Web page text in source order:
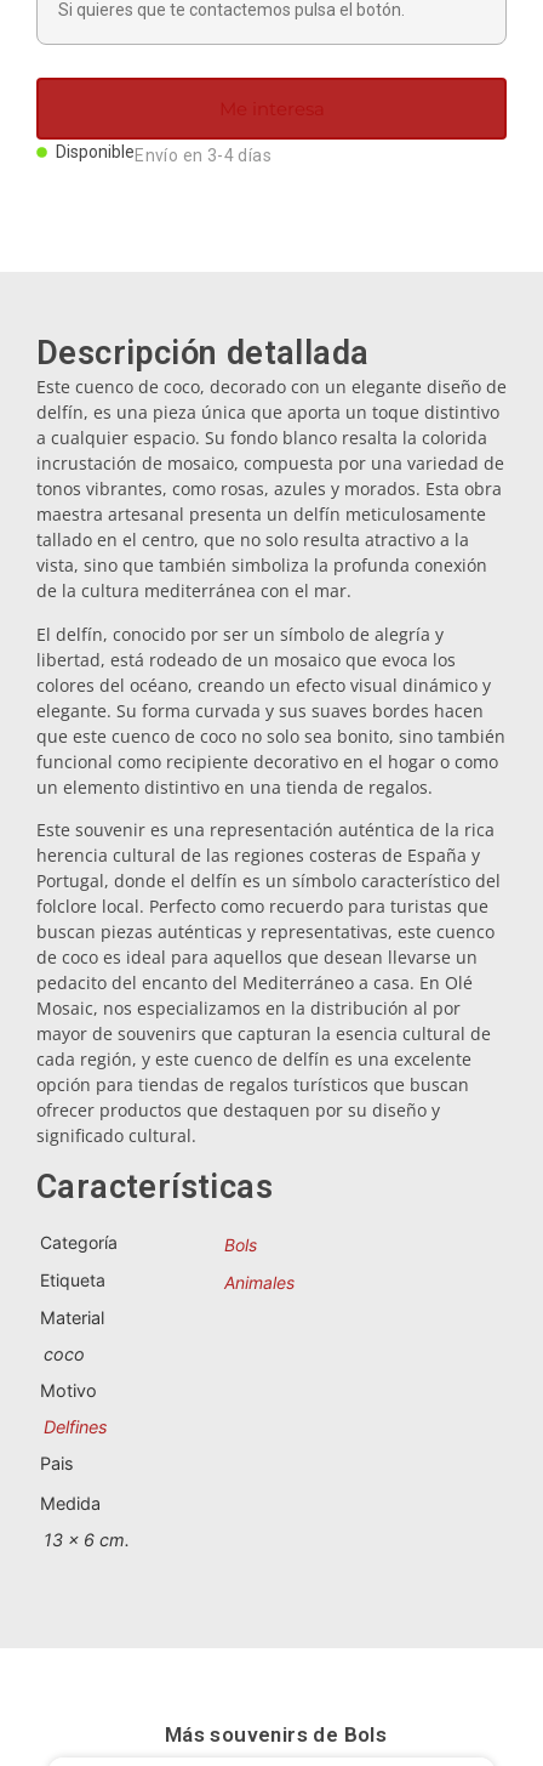
Imanes
Platos
Posavasos
Tapones
Aceiteras
Salvamanteles
Vasos
Vasos de chupito
Souvenirs por ciudad
Souvenirs de Portugal
Souvenirs personalizados
Albacete
Almería
Benidorm
Si quieres que te contactemos pulsa el botón.
Me interesa
DisponibleEnvío en 3-4 días
Descripción detallada
Este cuenco de coco, decorado con un elegante diseño de
delfín, es una pieza única que aporta un toque distintivo
a cualquier espacio. Su fondo blanco resalta la colorida
incrustación de mosaico, compuesta por una variedad de
tonos vibrantes, como rosas, azules y morados. Esta obra
maestra artesanal presenta un delfín meticulosamente
tallado en el centro, que no solo resulta atractivo a la
vista, sino que también simboliza la profunda conexión
de la cultura mediterránea con el mar.
El delfín, conocido por ser un símbolo de alegría y
libertad, está rodeado de un mosaico que evoca los
colores del océano, creando un efecto visual dinámico y
elegante. Su forma curvada y sus suaves bordes hacen
que este cuenco de coco no solo sea bonito, sino también
funcional como recipiente decorativo en el hogar o como
un elemento distintivo en una tienda de regalos.
Este souvenir es una representación auténtica de la rica
herencia cultural de las regiones costeras de España y
Portugal, donde el delfín es un símbolo característico del
folclore local. Perfecto como recuerdo para turistas que
buscan piezas auténticas y representativas, este cuenco
de coco es ideal para aquellos que desean llevarse un
pedacito del encanto del Mediterráneo a casa. En Olé
Mosaic, nos especializamos en la distribución al por
mayor de souvenirs que capturan la esencia cultural de
cada región, y este cuenco de delfín es una excelente
opción para tiendas de regalos turísticos que buscan
ofrecer productos que destaquen por su diseño y
significado cultural.
Características
Categoría
Bols
Etiqueta
Animales
Material
coco
Motivo
Delfines
Pais
Medida
13 x 6 cm.
Más souvenirs de Bols